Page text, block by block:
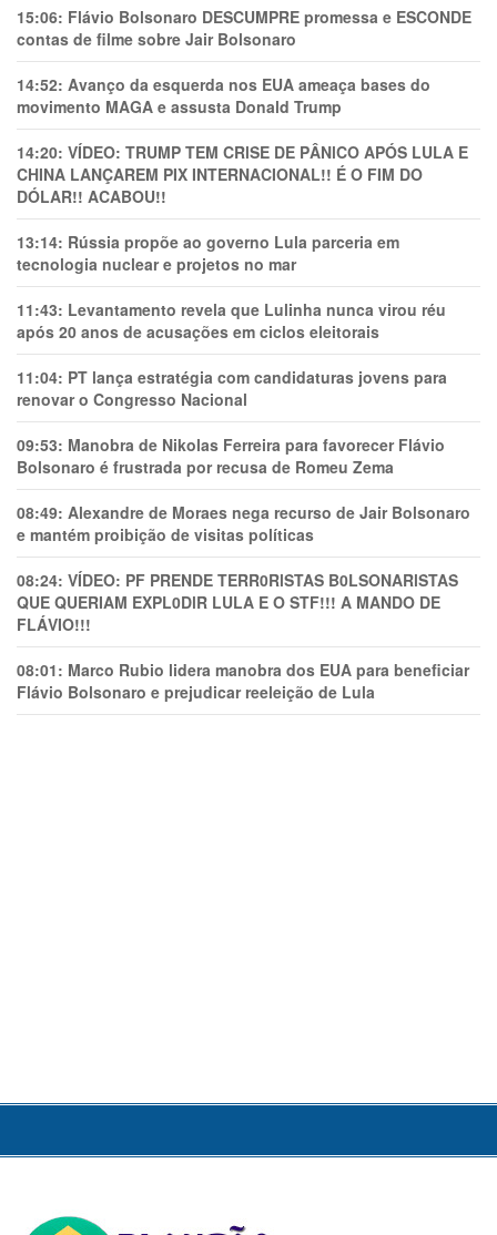
15:06: Flávio Bolsonaro DESCUMPRE promessa e ESCONDE
contas de filme sobre Jair Bolsonaro
14:52: Avanço da esquerda nos EUA ameaça bases do
movimento MAGA e assusta Donald Trump
14:20: VÍDEO: TRUMP TEM CRlSE DE PÂNlCO APÓS LULA E
CHINA LANÇAREM PIX INTERNACIONAL!! É O FIM DO
DÓLAR!! ACABOU!!
13:14: Rússia propõe ao governo Lula parceria em
tecnologia nuclear e projetos no mar
11:43: Levantamento revela que Lulinha nunca virou réu
após 20 anos de acusações em ciclos eleitorais
11:04: PT lança estratégia com candidaturas jovens para
renovar o Congresso Nacional
09:53: Manobra de Nikolas Ferreira para favorecer Flávio
Bolsonaro é frustrada por recusa de Romeu Zema
08:49: Alexandre de Moraes nega recurso de Jair Bolsonaro
e mantém proibição de visitas políticas
08:24: VÍDEO: PF PRENDE TERR0RlSTAS B0LSONARlSTAS
QUE QUERIAM EXPL0DlR LULA E O STF!!! A MANDO DE
FLÁVIO!!!
08:01: Marco Rubio lidera manobra dos EUA para beneficiar
Flávio Bolsonaro e prejudicar reeleição de Lula